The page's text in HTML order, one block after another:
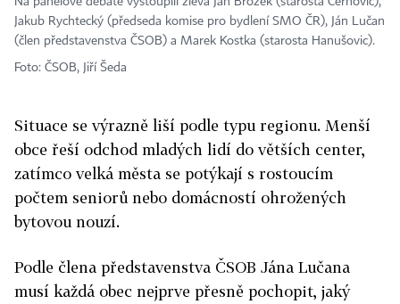
Jakub Rychtecký (předseda komise pro bydlení SMO ČR), Ján Lučan
(člen představenstva ČSOB) a Marek Kostka (starosta Hanušovic).
Foto: ČSOB, Jiří Šeda
Situace se výrazně liší podle typu regionu. Menší
obce řeší odchod mladých lidí do větších center,
zatímco velká města se potýkají s rostoucím
počtem seniorů nebo domácností ohrožených
bytovou nouzí.
Podle člena představenstva ČSOB Jána Lučana
musí každá obec nejprve přesně pochopit, jaký